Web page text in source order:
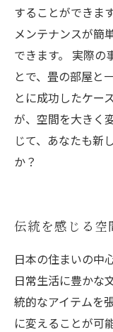
することができま
メンテナンスが簡
できます。 実際の
とで、畳の部屋と
とに成功したケー
が、空間を大きく
じて、あなたも新
か？
伝統を感じる空
日本の住まいの中
日常生活に豊かな
統的なアイテムを
に変えることが可